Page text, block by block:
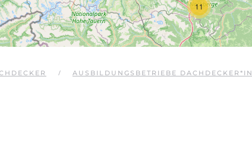
11
AUSBILDUNGSBETRIEBE DACHDECKER*IN